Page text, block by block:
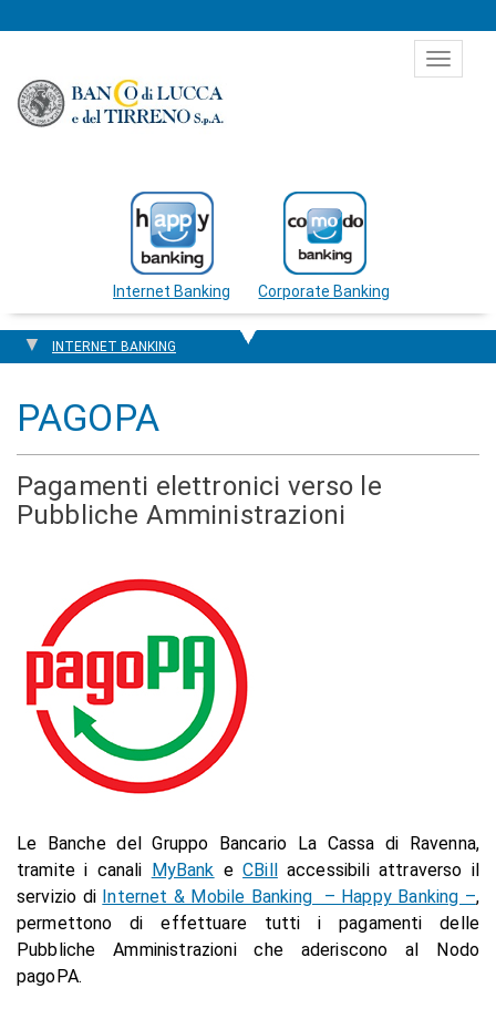
Toggle
Internet Banking Corporate Banking
INTERNET BANKING
PAGOPA
Pagamenti elettronici verso le
Pubbliche Amministrazioni
Le Banche del Gruppo Bancario La Cassa di Ravenna,
tramite i canali MyBank eCBillaccessibili attraverso il
servizio di Internet & Mobile Banking – Happy Banking –,
permettono di effettuare tutti i pagamenti delle
Pubbliche Amministrazioni che aderiscono al Nodo
pagoPA.